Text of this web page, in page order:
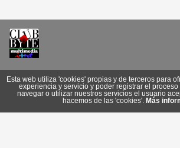
Esta web utiliza 'cookies' propias y de terceros para
experiencia y servicio y poder registrar el proceso
navegar o utilizar nuestros servicios el usuario
hacemos de las 'cookies'. Más